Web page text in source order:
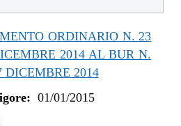
11/2019
2019
07/2019
12/2018
06/2018
ORDINARIO N. 23
2014 AL BUR N.
DICEMBRE 2014
01/01/2015